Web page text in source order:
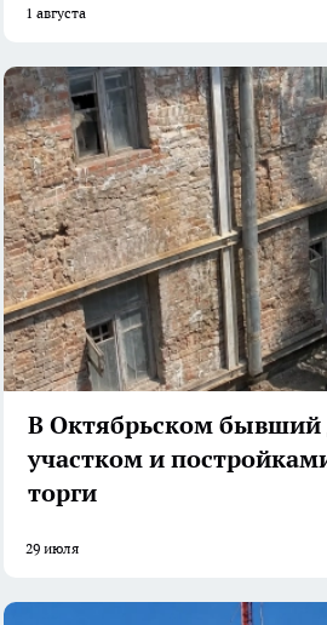
1 августа
В Октябрьском бывший
участком и
торги
29 июля